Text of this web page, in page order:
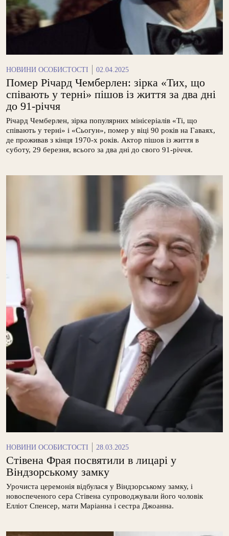
НОВИНИ ОСОБИСТОСТІ 02.04.2025
Помер Річард Чемберлен: зірка «Тих, що
співають у терні» пішов із життя за два дні
до 91-річчя
Річард Чемберлен, зірка популярних мінісеріалів «Ті, що
співають у терні» і «Сьогун», помер у віці 90 років на Гаваях,
де проживав з кінця 1970-х років. Актор пішов із життя в
суботу, 29 березня, всього за два дні до свого 91-річчя.
НОВИНИ ОСОБИСТОСТІ 28.03.2025
Стівена Фрая посвятили в лицарі у
Віндзорському замку
Урочиста церемонія відбулася у Віндзорському замку, і
новоспеченого сера Стівена супроводжували його чоловік
Елліот Спенсер, мати Маріанна і сестра Джоанна.